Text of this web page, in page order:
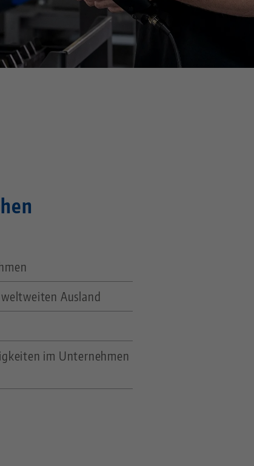
Ausland
im Unternehmen